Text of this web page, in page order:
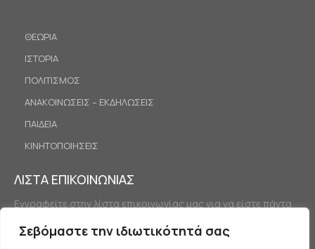
Σεβόμαστε την ιδιωτικότητά σας
ΘΕΩΡΙΑ
ΙΣΤΟΡΙΑ
ΠΟΛΙΤΙΣΜΟΣ
ΑΝΑΚΟΙΝΩΣΕΙΣ – ΕΚΔΗΛΩΣΕΙΣ
ΠΑΙΔΕΙΑ
ΚΙΝΗΤΟΠΟΙΗΣΕΙΣ
ΛΙΣΤΑ ΕΠΙΚΟΙΝΩΝΙΑΣ
Εγγραφείτε στην λίστα επικοινωνίας μας για να είστε πάντα